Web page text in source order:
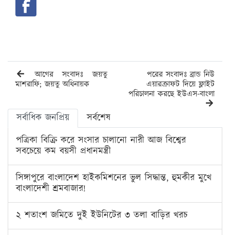
আগের সংবাদঃ জয়তু
মাশরাফি; জয়তু অধিনায়ক
পরের সংবাদঃ ব্রান্ড নিউ
এয়ারক্রাফট দিয়ে ফ্লাইট
পরিচালনা করছে ইউএস-বাংলা
সর্বাধিক জনপ্রিয়
সর্বশেষ
পত্রিকা বিক্রি করে সংসার চালানো নারী আজ বিশ্বের
সবচেয়ে কম বয়সী প্রধানমন্ত্রী
সিঙ্গাপুরে বাংলাদেশ হাইকমিশনের ভুল সিদ্ধান্ত, হুমকীর মুখে
বাংলাদেশী শ্রমবাজার!
২ শতাংশ জমিতে দুই ইউনিটের ৩ তলা বাড়ির খরচ